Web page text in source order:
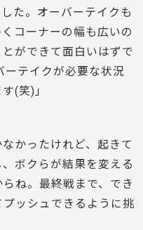
た。オーバーテイクも
コーナーの幅も広いの
ができて面白いはずで
ーテイクが必要な状況
(笑)」
かったけれど、起きて
ボクらが結果を変える
ね。最終戦まで、でき
ッシュできるように挑